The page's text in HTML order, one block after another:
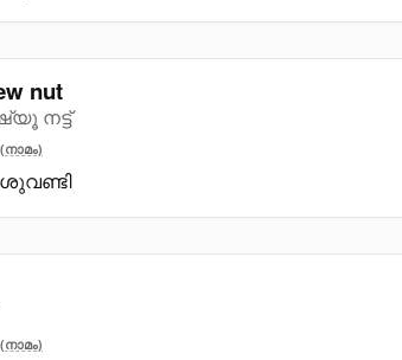
nut
നട്ട്